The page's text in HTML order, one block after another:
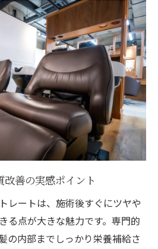
善の実感ポイント
レートは、施術後すぐにツヤや
る点が大きな魅力です。専門的
の内部までしっかり栄養補給さ